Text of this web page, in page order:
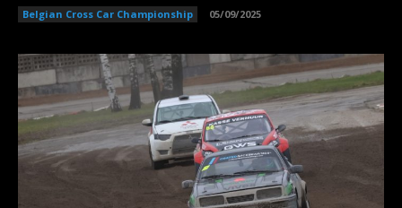
Belgian Cross Car Championship 05/09/2025